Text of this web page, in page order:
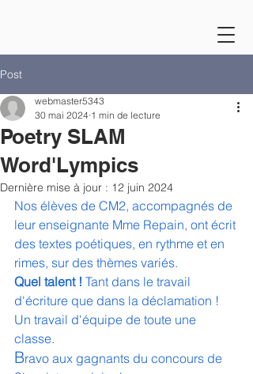
Post
Poetry SLAM
Word'Lympics
webmaster5343
30 mai 2024 1 min de lecture
Dernière mise à jour : 12 juin 2024
Nos élèves de CM2, accompagnés de
leur enseignante Mme Repain, ont écrit
des textes poétiques, en rythme et en
rimes, sur des thèmes variés.
Quel talent ! Tant dans le travail
d'écriture que dans la déclamation !
Un travail d'équipe de toute une
classe.
Bravo aux gagnants du concours de